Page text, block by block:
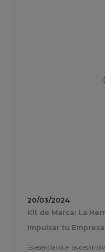
20/03/2024
Kit de Marca: La
Impulsar tu Empresa
Es esencial que los